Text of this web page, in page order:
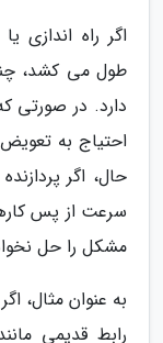
اگر راه اندازی
طول می کشد،
دارد. در صورتی
احتیاج به
حال، اگر
سرعت از پس
مشکل را حل
به عنوان مثال،